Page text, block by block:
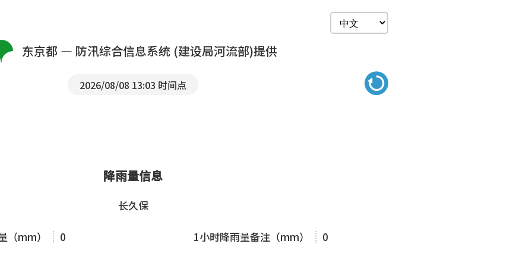
东京都 — 防汛综合信息系统 (建设局河流部)提供
2026/08/08 13:03 时间点
降雨量信息
长久保
（mm） 0 1小时降雨量备注（mm） 0